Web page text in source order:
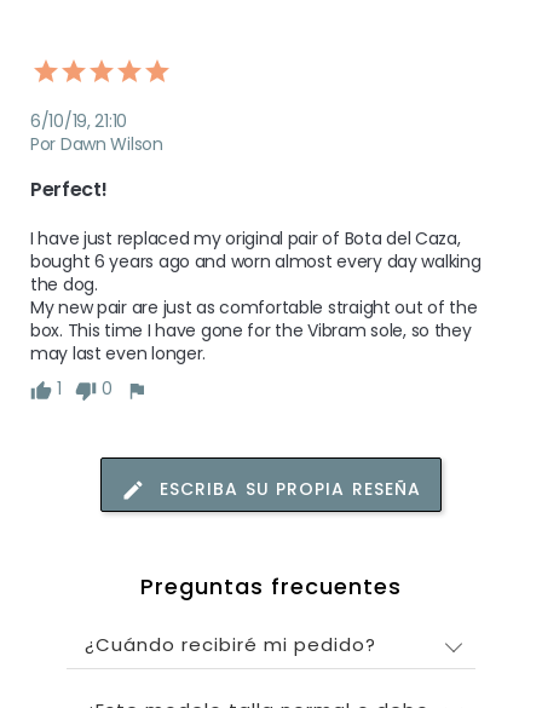
6/10/19, 21:10
Por Dawn Wilson
Perfect!
I have just replaced my original pair of Bota del Caza,
bought 6 years ago and worn almost every day walking
the dog.
My new pair are just as comfortable straight out of the
box. This time I have gone for the Vibram sole, so they
may last even longer.
1
0
ESCRIBA SU PROPIA RESEÑA
Preguntas frecuentes
¿Cuándo recibiré mi pedido?